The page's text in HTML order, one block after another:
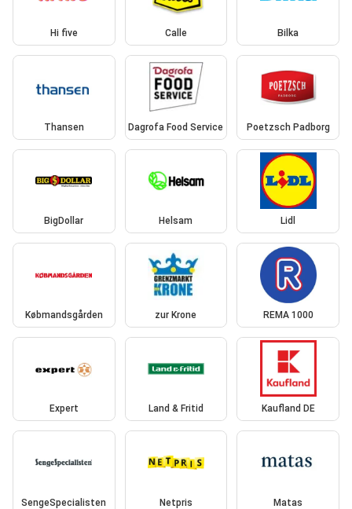
Hi five Calle Bilka
Thansen Dagrofa Food Service Poetzsch Padborg
BigDollar Helsam Lidl
Købmandsgården zur Krone REMA 1000
Expert Land & Fritid Kaufland DE
SengeSpecialisten Netpris Matas